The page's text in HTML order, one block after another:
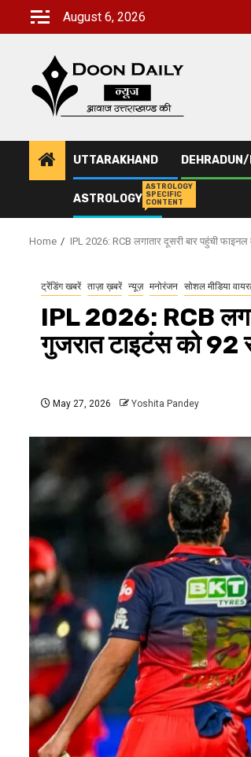
August 6, 2026
UTTARAKHAND
ASTROLOGY
ASTROLOGY
SPECIFIC
CONTENT
Home IPL 2026: RCB लगातार दूसरी बार पहुंची
ट्रेंडिंग खबरें ताज़ा ख़बरें न्यूज़ मनोरंजन सोशल मीडिया
IPL 2026: RCB
गुजरात टाइटंस को 92
May 27, 2026 Yoshita Pandey